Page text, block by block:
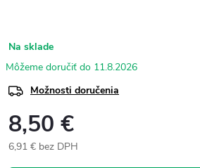
Na sklade
11.8.2026
Možnosti doručenia
8,50 €
6,91 € bez DPH